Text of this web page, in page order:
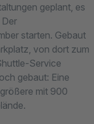
geplant, es
starten. Gebaut
von dort zum
Service
gebaut: Eine
mit 900